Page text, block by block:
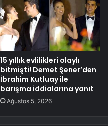
15 yıllık evlilikleri olaylı
bitmişti! Demet Şener’den
İbrahim Kutluay ile
barışma iddialarına yanıt
Ağustos 5, 2026